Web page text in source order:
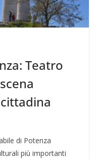
Teatro
di Potenza
più importanti